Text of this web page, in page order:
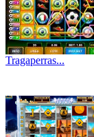
Tragaperras...